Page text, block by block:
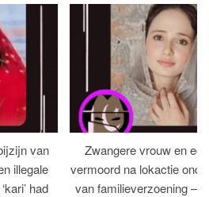
van
illegale
had
Zwangere vrouw en
vermoord na lokactie
van familieverzoening –